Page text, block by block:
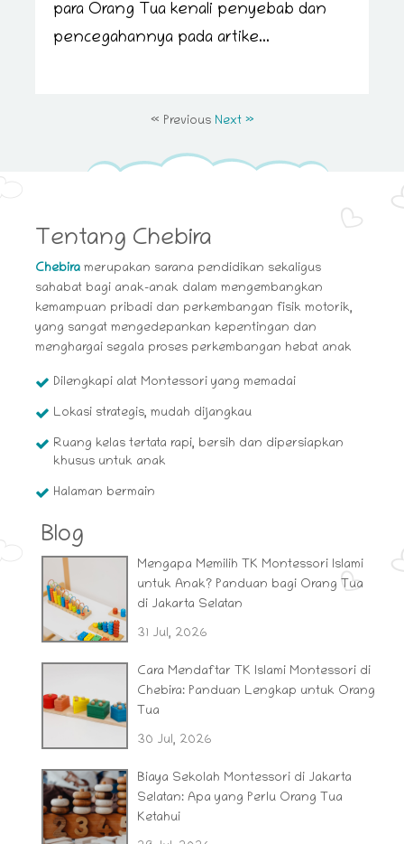
para Orang Tua kenali penyebab dan
pencegahannya pada artike...
« Previous Next »
Tentang Chebira
Chebira merupakan sarana pendidikan sekaligus
sahabat bagi anak-anak dalam mengembangkan
kemampuan pribadi dan perkembangan fisik motorik,
yang sangat mengedepankan kepentingan dan
menghargai segala proses perkembangan hebat anak
Dilengkapi alat Montessori yang memadai
Lokasi strategis, mudah dijangkau
Ruang kelas tertata rapi, bersih dan dipersiapkan
khusus untuk anak
Halaman bermain
Blog
Mengapa Memilih TK Montessori Islami
untuk Anak? Panduan bagi Orang Tua
di Jakarta Selatan
31 Jul, 2026
Cara Mendaftar TK Islami Montessori di
Chebira: Panduan Lengkap untuk Orang
Tua
30 Jul, 2026
Biaya Sekolah Montessori di Jakarta
Selatan: Apa yang Perlu Orang Tua
Ketahui